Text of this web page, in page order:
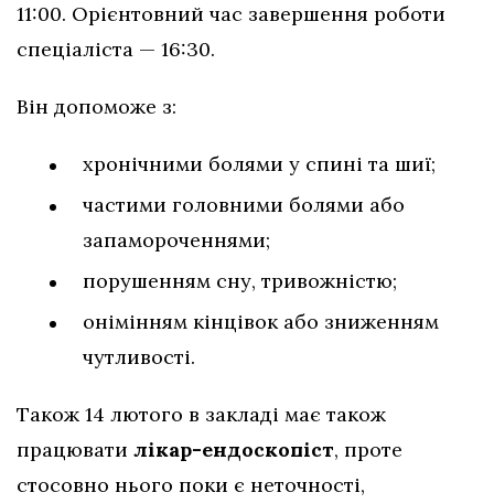
11:00. Орієнтовний час завершення роботи
спеціаліста — 16:30.
Він допоможе з:
хронічними болями у спині та шиї;
частими головними болями або
запамороченнями;
порушенням сну, тривожністю;
онімінням кінцівок або зниженням
чутливості.
Також 14 лютого в закладі має також
працювати лікар-ендоскопіст, проте
стосовно нього поки є неточності,